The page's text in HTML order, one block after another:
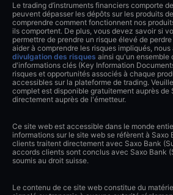
Le trading d’instruments financiers comporte
peuvent dépasser les dépôts sur les produits
comprendre comment fonctionnent nos
ils comportent. De plus, vous devez savoir si
permettre de prendre un risque élevé de
aider à comprendre les risques impliqués,
divulgation des risques ainsi qu'un ensemble
d'informations clés (Key Information
risques et opportunités associés à chaque
accessibles sur la plateforme de trading.
complet est disponible gratuitement auprès de
directement auprès de l'émetteur.
Ce site web est accessible dans le monde
informations sur le site web se réfèrent à Saxo
clients traitent directement avec Saxo Bank
accords clients sont conclus avec Saxo Bank
soumis au droit suisse.
Le contenu de ce site web constitue du